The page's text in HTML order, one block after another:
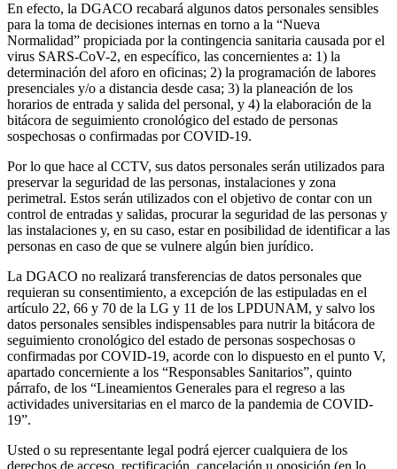
En efecto, la DGACO recabará algunos datos personales sensibles
para la toma de decisiones internas en torno a la “Nueva
Normalidad” propiciada por la contingencia sanitaria causada por el
virus SARS-CoV-2, en específico, las concernientes a: 1) la
determinación del aforo en oficinas; 2) la programación de labores
presenciales y/o a distancia desde casa; 3) la planeación de los
horarios de entrada y salida del personal, y 4) la elaboración de la
bitácora de seguimiento cronológico del estado de personas
sospechosas o confirmadas por COVID-19.
Por lo que hace al CCTV, sus datos personales serán utilizados para
preservar la seguridad de las personas, instalaciones y zona
perimetral. Estos serán utilizados con el objetivo de contar con un
control de entradas y salidas, procurar la seguridad de las personas y
las instalaciones y, en su caso, estar en posibilidad de identificar a las
personas en caso de que se vulnere algún bien jurídico.
La DGACO no realizará transferencias de datos personales que
requieran su consentimiento, a excepción de las estipuladas en el
artículo 22, 66 y 70 de la LG y 11 de los LPDUNAM, y salvo los
datos personales sensibles indispensables para nutrir la bitácora de
seguimiento cronológico del estado de personas sospechosas o
confirmadas por COVID-19, acorde con lo dispuesto en el punto V,
apartado concerniente a los “Responsables Sanitarios”, quinto
párrafo, de los “Lineamientos Generales para el regreso a las
actividades universitarias en el marco de la pandemia de COVID-
19”.
Usted o su representante legal podrá ejercer cualquiera de los